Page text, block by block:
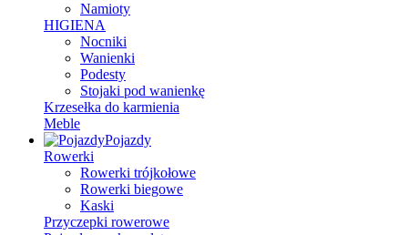
Namioty
HIGIENA
Nocniki
Wanienki
Podesty
Stojaki pod wanienkę
Krzesełka do karmienia
Meble
Pojazdy
Rowerki
Rowerki trójkołowe
Rowerki biegowe
Kaski
Przyczepki rowerowe